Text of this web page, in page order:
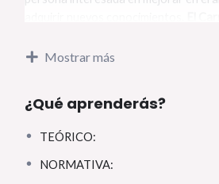
la persona titular del mismo la
acondicionado-Manipulación, Gases
Las competencias del carnet de
Mostrar más
¿Qué aprenderás?
TEÓRICO:
NORMATIVA: